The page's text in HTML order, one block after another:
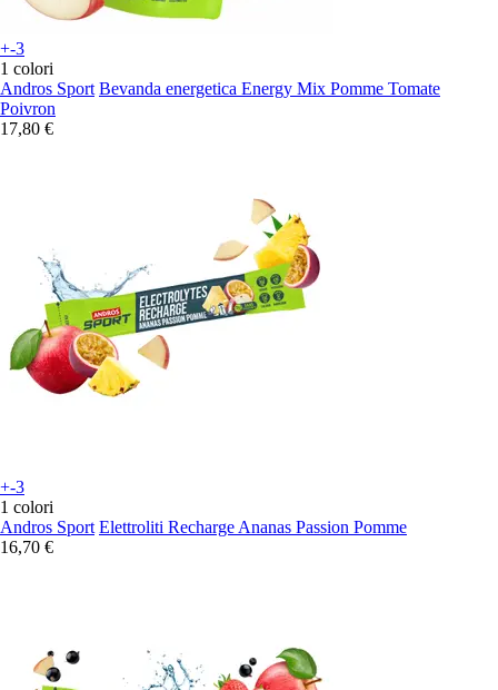
+-3
1 colori
Andros Sport Bevanda energetica Energy Mix Pomme Tomate
Poivron
17,80 €
+-3
1 colori
Andros Sport Elettroliti Recharge Ananas Passion Pomme
16,70 €